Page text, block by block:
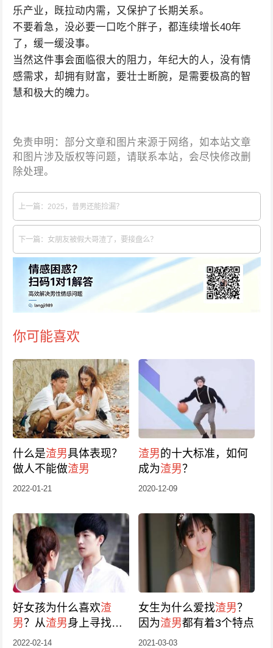
乐产业，既拉动内需，又保护了长期关系。
不要着急，没必要一口吃个胖子，都连续增长40年
了，缓一缓没事。
当然这件事会面临很大的阻力，年纪大的人，没有情
感需求，却拥有财富，要壮士断腕，是需要极高的智
慧和极大的魄力。
免责申明：部分文章和图片来源于网络，如本站文章
和图片涉及版权等问题，请联系本站，会尽快修改删
除处理。
上一篇：2025，普男还能捡漏？
下一篇：女朋友被假大哥渣了，要接盘么？
你可能喜欢
什么是渣男具体表现？
做人不能做渣男
2022-01-21
渣男的十大标准，如何
成为渣男？
2020-12-09
好女孩为什么喜欢渣
男？从渣男身上寻找启
发
2022-02-14
女生为什么爱找渣男？
因为渣男都有着3个特点
2021-03-03